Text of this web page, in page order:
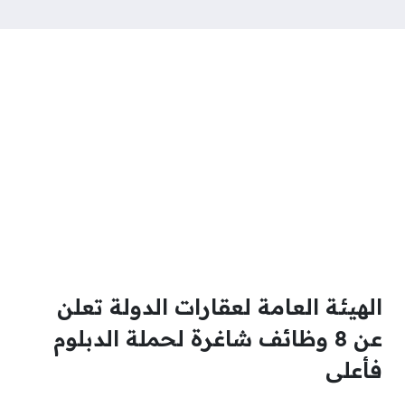
الهيئة العامة لعقارات الدولة تعلن
عن 8 وظائف شاغرة لحملة الدبلوم
فأعلى